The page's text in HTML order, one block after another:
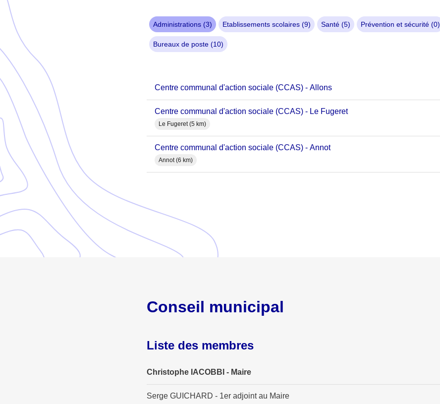
Administrations (3) Etablissements scolaires (9) Santé (5) Prévention et sécurité (0)
Bureaux de poste (10)
Centre communal d'action sociale (CCAS) - Allons
Centre communal d'action sociale (CCAS) - Le Fugeret
Le Fugeret (5 km)
Centre communal d'action sociale (CCAS) - Annot
Annot (6 km)
Conseil municipal
Liste des membres
Christophe IACOBBI - Maire
Serge GUICHARD - 1er adjoint au Maire